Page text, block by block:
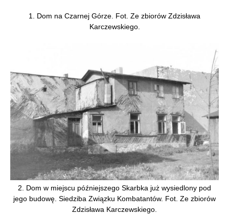
1. Dom na Czarnej Górze. Fot. Ze zbiorów Zdzisława
Karczewskiego.
2. Dom w miejscu późniejszego Skarbka już wysiedlony pod
jego budowę. Siedziba Związku Kombatantów. Fot. Ze zbiorów
Zdzisława Karczewskiego.